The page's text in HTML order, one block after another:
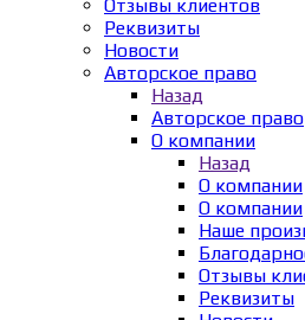
Отзывы клиентов
Реквизиты
Новости
Авторское право
Назад
Авторское право
О компании
Назад
О компании
О компании
Наше
Отзывы
Реквизиты